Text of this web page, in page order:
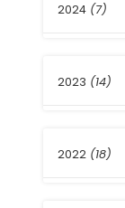
Julio
2024 (7)
Marzo
2023 (14)
2022 (18)